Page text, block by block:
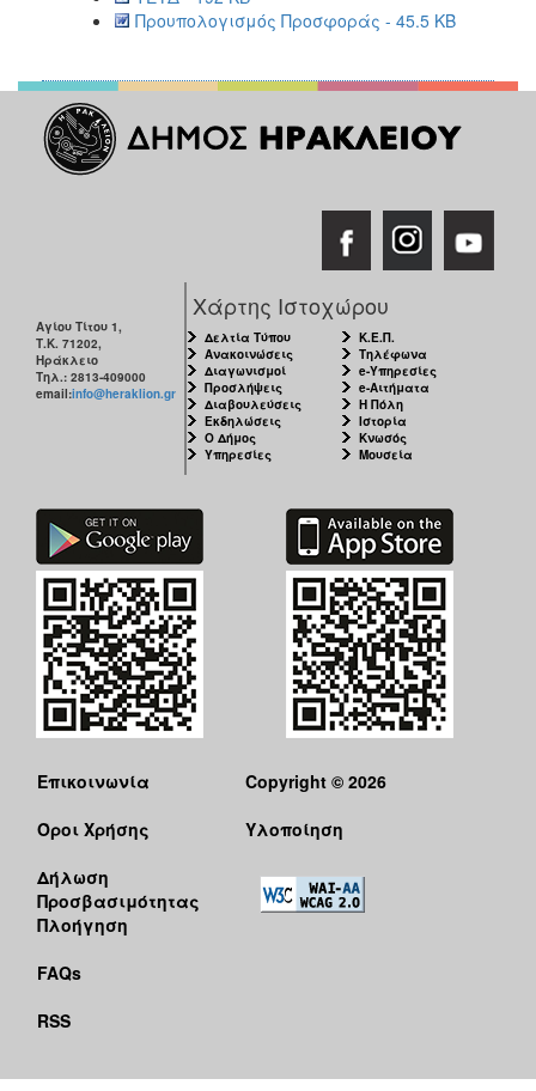
Προυπολογισμός Προσφοράς - 45.5 KB
Αγίου Τίτου 1,
Τ.Κ. 71202,
Ηράκλειο
Τηλ.: 2813-409000
email:info@heraklion.gr
Χάρτης Ιστοχώρου
Δελτία Τύπου
Ανακοινώσεις
Διαγωνισμοί
Προσλήψεις
Διαβουλεύσεις
Εκδηλώσεις
Ο Δήμος
Υπηρεσίες
Κ.Ε.Π.
Τηλέφωνα
e-Υπηρεσίες
e-Αιτήματα
Η Πόλη
Ιστορία
Κνωσός
Μουσεία
Επικοινωνία
Όροι Χρήσης
Δήλωση
Προσβασιμότητας
Πλοήγηση
FAQs
RSS
Copyright © 2026
Υλοποίηση